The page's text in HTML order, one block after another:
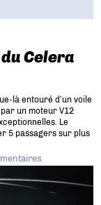
Celera
là entouré d’un voile
un moteur V12
Le
5 passagers sur plus